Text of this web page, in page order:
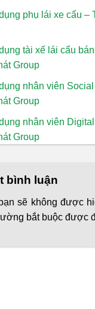
phụ lái xe cẩu –
tài xế lái cẩu
Group
nhân viên
Group
nhân viên
Group
bình luận
sẽ không được
bắt buộc được